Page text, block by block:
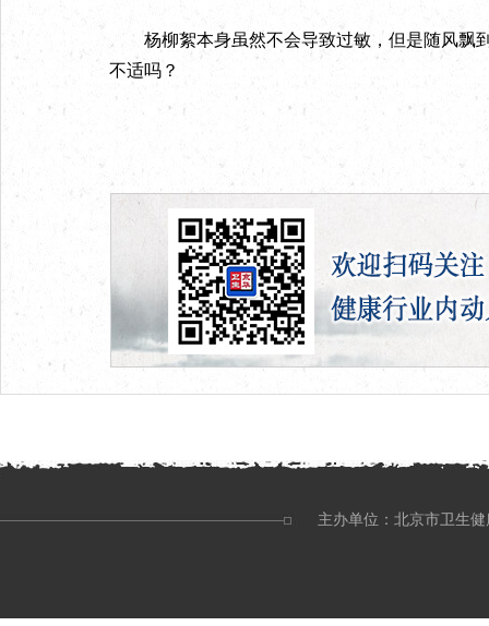
杨柳絮本身虽然不会导致过敏，但是随风飘
不适吗？
主办单位：北京市卫生